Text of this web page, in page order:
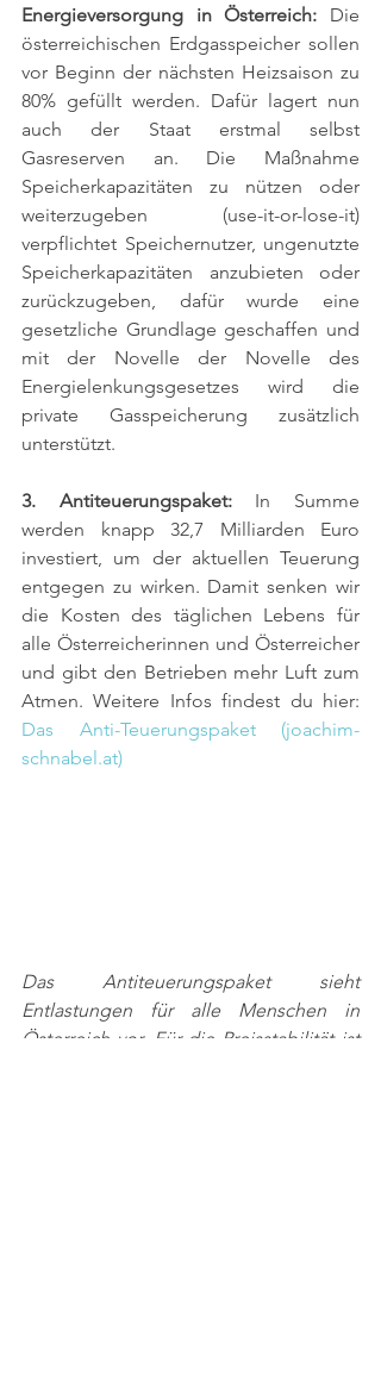
Energieversorgung in Österreich: Die
österreichischen Erdgasspeicher sollen
vor Beginn der nächsten Heizsaison zu
80% gefüllt werden. Dafür lagert nun
auch der Staat erstmal selbst
Gasreserven an. Die Maßnahme
Speicherkapazitäten zu nützen oder
weiterzugeben (use-it-or-lose-it)
verpflichtet Speichernutzer, ungenutzte
Speicherkapazitäten anzubieten oder
zurückzugeben, dafür wurde eine
gesetzliche Grundlage geschaffen und
mit der Novelle der Novelle des
Energielenkungsgesetzes wird die
private Gasspeicherung zusätzlich
unterstützt.
3. Antiteuerungspaket: In Summe
werden knapp 32,7 Milliarden Euro
investiert, um der aktuellen Teuerung
entgegen zu wirken. Damit senken wir
die Kosten des täglichen Lebens für
alle Österreicherinnen und Österreicher
und gibt den Betrieben mehr Luft zum
Das Anti-Teuerungspaket (joachim-
schnabel.at)
Das Antiteuerungspaket sieht
Entlastungen für alle Menschen in
Österreich vor. Für die Preisstabilität ist